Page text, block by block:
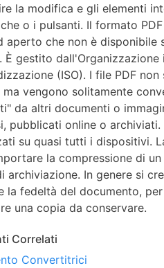
la modifica e gli elementi
o i pulsanti. Il formato
aperto che non è disponibile
È gestito dall'Organizzazione
(ISO). I file PDF
ma vengono solitamente
da altri documenti o
pubblicati online o archiviati.
su quasi tutti i dispositivi.
la compressione di
archiviazione. In genere si
la fedeltà del documento,
una copia da conservare.
Correlati
Convertitrici